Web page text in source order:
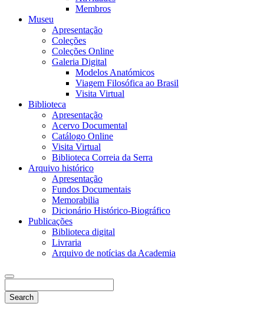
Membros
Museu
Apresentação
Coleções
Coleções Online
Galeria Digital
Modelos Anatómicos
Viagem Filosófica ao Brasil
Visita Virtual
Biblioteca
Apresentação
Acervo Documental
Catálogo Online
Visita Virtual
Biblioteca Correia da Serra
Arquivo histórico
Apresentação
Fundos Documentais
Memorabilia
Dicionário Histórico-Biográfico
Publicações
Biblioteca digital
Livraria
Arquivo de notícias da Academia